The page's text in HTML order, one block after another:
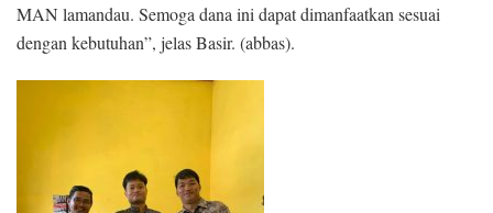
MAN lamandau. Semoga dana ini dapat dimanfaatkan sesuai
dengan kebutuhan”, jelas Basir. (abbas).